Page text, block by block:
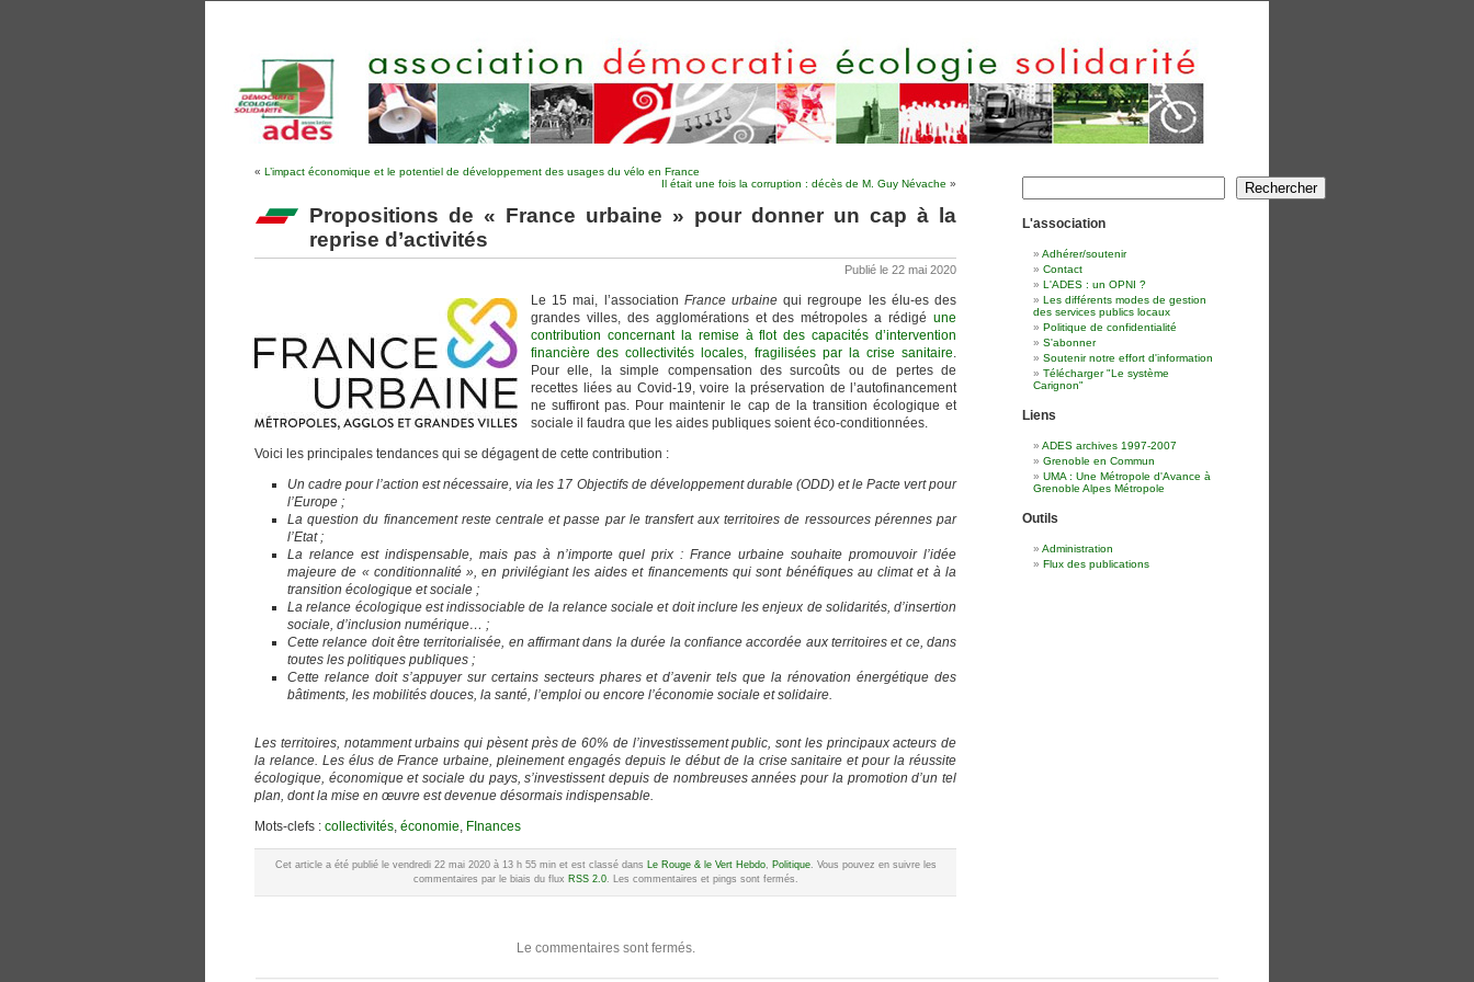
« L’impact économique et le potentiel de développement des usages du vélo en France
Il était une fois la corruption : décès de M. Guy Névache »
Propositions de « France urbaine » pour donner un cap à la
reprise d’activités
Publié le 22 mai 2020
Le 15 mai, l’association France urbaine qui regroupe les élu-es des
grandes villes, des agglomérations et des métropoles a rédigé une
contribution concernant la remise à flot des capacités d’intervention
financière des collectivités locales, fragilisées par la crise sanitaire.
Pour elle, la simple compensation des surcoûts ou de pertes de
recettes liées au Covid-19, voire la préservation de l’autofinancement
ne suffiront pas. Pour maintenir le cap de la transition écologique et
sociale il faudra que les aides publiques soient éco-conditionnées.
Voici les principales tendances qui se dégagent de cette contribution :
Un cadre pour l’action est nécessaire, via les 17 Objectifs de développement durable (ODD) et le Pacte vert pour
l’Europe ;
La question du financement reste centrale et passe par le transfert aux territoires de ressources pérennes par
l’Etat ;
La relance est indispensable, mais pas à n’importe quel prix : France urbaine souhaite promouvoir l’idée
majeure de « conditionnalité », en privilégiant les aides et financements qui sont bénéfiques au climat et à la
transition écologique et sociale ;
La relance écologique est indissociable de la relance sociale et doit inclure les enjeux de solidarités, d’insertion
sociale, d’inclusion numérique… ;
Cette relance doit être territorialisée, en affirmant dans la durée la confiance accordée aux territoires et ce, dans
toutes les politiques publiques ;
Cette relance doit s’appuyer sur certains secteurs phares et d’avenir tels que la rénovation énergétique des
bâtiments, les mobilités douces, la santé, l’emploi ou encore l’économie sociale et solidaire.
Les territoires, notamment urbains qui pèsent près de 60% de l’investissement public, sont les principaux acteurs de
la relance. Les élus de France urbaine, pleinement engagés depuis le début de la crise sanitaire et pour la réussite
écologique, économique et sociale du pays, s’investissent depuis de nombreuses années pour la promotion d’un tel
plan, dont la mise en œuvre est devenue désormais indispensable.
Mots-clefs : collectivités, économie, FInances
Cet article a été publié le vendredi 22 mai 2020 à 13 h 55 min et est classé dans Le Rouge & le Vert Hebdo, Politique. Vous pouvez en suivre les
commentaires par le biais du flux RSS 2.0. Les commentaires et pings sont fermés.
Le commentaires sont fermés.
Rechercher Rechercher
L'association
Adhérer/soutenir
Contact
L'ADES : un OPNI ?
Les différents modes de gestion
des services publics locaux
Politique de confidentialité
S'abonner
Soutenir notre effort d'information
Télécharger "Le système
Carignon"
Liens
ADES archives 1997-2007
Grenoble en Commun
UMA : Une Métropole d'Avance à
Grenoble Alpes Métropole
Outils
Administration
Flux des publications